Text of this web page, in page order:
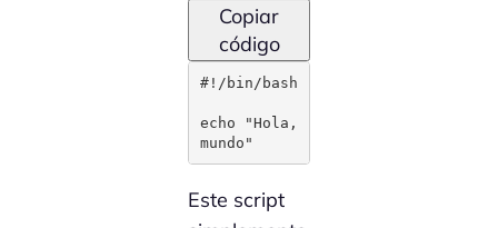
Copiar
código
#!/bin/bash
echo "Hola,
mundo"
Este script